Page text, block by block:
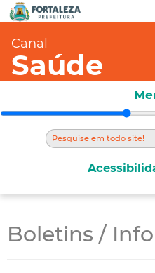
Canal
Saúde
Boletins /